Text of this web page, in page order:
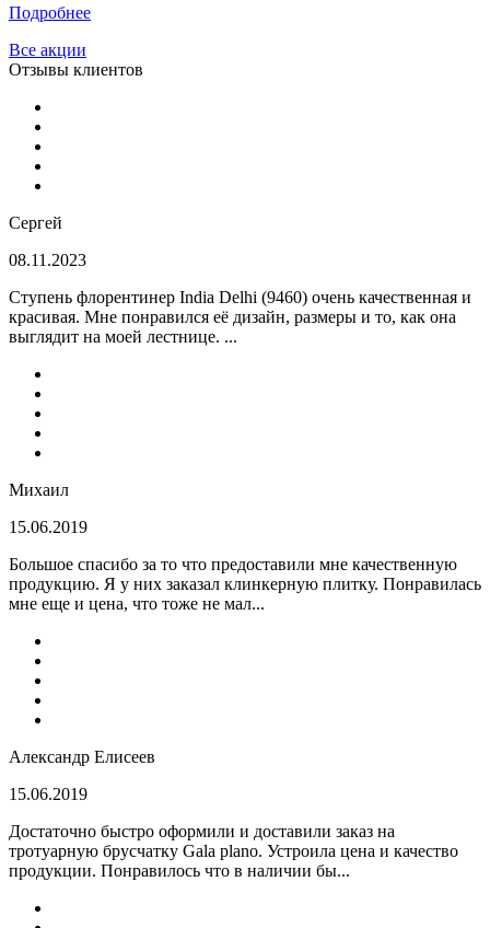
Подробнее
Все акции
Отзывы клиентов
Сергей
08.11.2023
Ступень флорентинер India Delhi (9460) очень качественная и
красивая. Мне понравился её дизайн, размеры и то, как она
выглядит на моей лестнице. ...
Михаил
15.06.2019
Большое спасибо за то что предоставили мне качественную
продукцию. Я у них заказал клинкерную плитку. Понравилась
мне еще и цена, что тоже не мал...
Александр Елисеев
15.06.2019
Достаточно быстро оформили и доставили заказ на
тротуарную брусчатку Gala plano. Устроила цена и качество
продукции. Понравилось что в наличии бы...